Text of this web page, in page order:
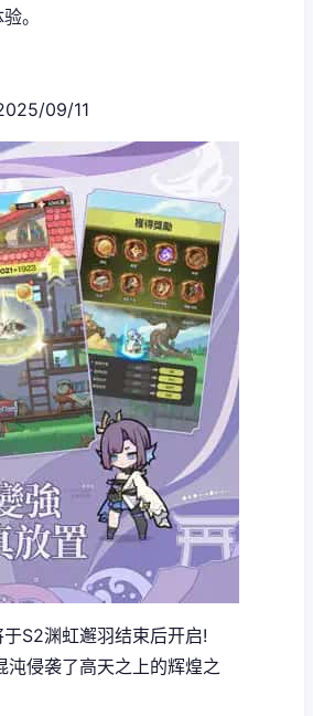
。
09/11
S2渊虹邂羽结束后开启!
沌侵袭了高天之上的辉煌之